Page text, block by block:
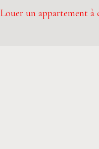
Louer un appartement